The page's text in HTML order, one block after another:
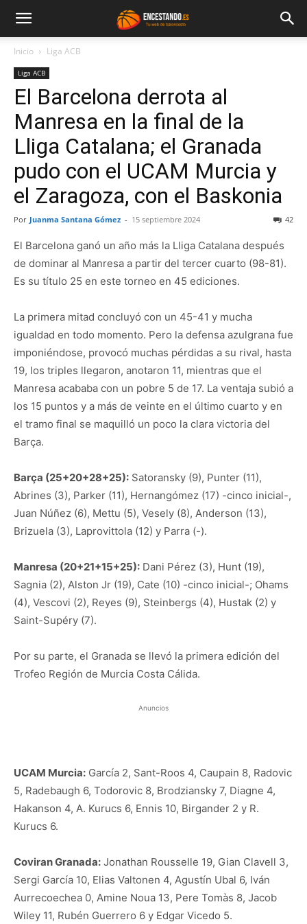
Inicio Liga ACB
Liga ACB
El Barcelona derrota al
Manresa en la final de la
Lliga Catalana; el Granada
pudo con el UCAM Murcia y
el Zaragoza, con el Baskonia
Por Juanma Santana Gómez - 15 septiembre 2024 42
El Barcelona ganó un año más la Lliga Catalana después
de dominar al Manresa a partir del tercer cuarto (98-81).
Es su título 25 en este torneo en 45 ediciones.
La primera mitad concluyó con un 45-41 y mucha
igualdad en todo momento. Pero la defensa azulgrana fue
imponiéndose, provocó muchas pérdidas a su rival, hasta
19, los triples llegaron, anotaron 11, mientras que el
Manresa acababa con un pobre 5 de 17. La ventaja subió a
los 15 puntos y a más de veinte en el último cuarto y en
el tramo final se maquilló un poco la clara victoria del
Barça.
Barça (25+20+28+25): Satoransky (9), Punter (11),
Abrines (3), Parker (11), Hernangómez (17) -cinco inicial-,
Juan Núñez (6), Mettu (5), Vesely (8), Anderson (13),
Brizuela (3), Laprovittola (12) y Parra (-).
Manresa (20+21+15+25): Dani Pérez (3), Hunt (19),
Sagnia (2), Alston Jr (19), Cate (10) -cinco inicial-; Ohams
(4), Vescovi (2), Reyes (9), Steinbergs (4), Hustak (2) y
Saint-Supéry (7).
Por su parte, el Granada se llevó la primera edición del
Trofeo Región de Murcia Costa Cálida.
Anuncios
UCAM Murcia: García 2, Sant-Roos 4, Caupain 8, Radovic
5, Radebaugh 6, Todorovic 8, Brodziansky 7, Diagne 4,
Hakanson 4, A. Kurucs 6, Ennis 10, Birgander 2 y R.
Kurucs 6.
Coviran Granada: Jonathan Rousselle 19, Gian Clavell 3,
Sergi García 10, Elias Valtonen 4, Agustín Ubal 6, Iván
Aurrecoechea 0, Amine Noua 13, Pere Tomàs 8, Jacob
Wiley 11, Rubén Guerrero 6 y Edgar Vicedo 5.